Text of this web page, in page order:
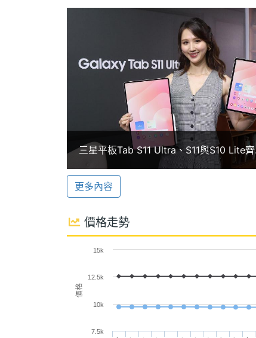
SAMSUNG Galaxy Tab S10 Lite Wi-
的影像，除了可用作日常攝影外，最
萬畫素鏡頭，不論用於視訊會議或網
隨附 S Pen 手寫筆
SAMSUNG Galaxy Tab S10 Lite Wi-Fi
捉靈感，搭配 Samsung Notes 內建的
扭八，系統都可以智慧拉直線條、調
6 GB, 8 GB
ROM儲存空間 128 GB, 256 GB
microSD
最大擴充儲存空
間
2 TB
電池容量 8000 mAh
顯示螢幕
主螢幕尺寸
主螢幕解析度
主螢幕像素密度 228 ppi
主螢幕最大亮度 600 nits
主螢幕材質 TFT
三星平板Tab S11 Ultra、S11與S10 Lite齊
發！上市價格及購機優惠一次看
更多內容
價格走勢
價格
10k
7.5k
12.5k
15k